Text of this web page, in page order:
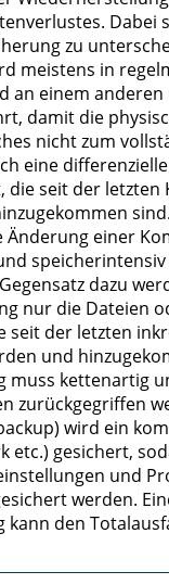
Dabei
zu
meistens in
an einem anderen
damit die
nicht zum
eine
die seit der
Änderung einer
dazu
nur die Dateien
seit der letzten
und
muss kettenartig
zurückgegriffen
wird ein
etc.) gesichert,
und
werden.
kann den